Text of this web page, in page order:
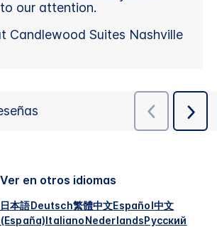
Ver en otros idiomas
日本語Deutsch繁體中文Español中文
ItalianoNederlandsРусский